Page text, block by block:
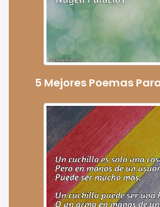
5 Mejores Poemas